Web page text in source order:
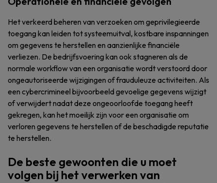
Het verkeerd beheren van verzoeken om geprivilegieerde
toegang kan leiden tot systeemuitval, kostbare inspanningen
om gegevens te herstellen en aanzienlijke financiële
verliezen. De bedrijfsvoering kan ook stagneren als de
normale workflow van een organisatie wordt verstoord door
ongeautoriseerde wijzigingen of frauduleuze activiteiten. Als
een cybercrimineel bijvoorbeeld gevoelige gegevens wijzigt
of verwijdert nadat deze ongeoorloofde toegang heeft
gekregen, kan het moeilijk zijn voor een organisatie om
verloren gegevens te herstellen of de beschadigde reputatie
te herstellen.
De beste gewoonten die u moet
volgen bij het verwerken van